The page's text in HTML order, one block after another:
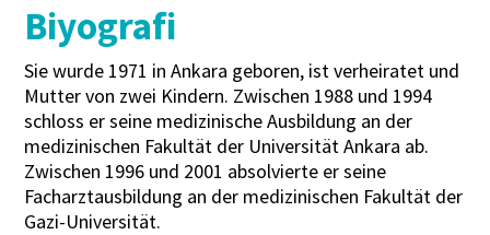
Biyografi
Sie wurde 1971 in Ankara geboren, ist verheiratet und
Mutter von zwei Kindern. Zwischen 1988 und 1994
schloss er seine medizinische Ausbildung an der
medizinischen Fakultät der Universität Ankara ab.
Zwischen 1996 und 2001 absolvierte er seine
Facharztausbildung an der medizinischen Fakultät der
Gazi-Universität.